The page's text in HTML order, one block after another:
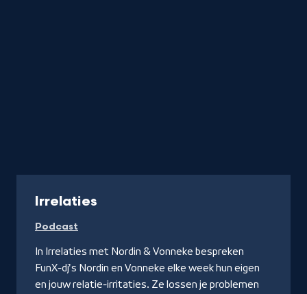
Irrelaties
Podcast
In Irrelaties met Nordin & Vonneke bespreken
FunX-dj's Nordin en Vonneke elke week hun eigen
en jouw relatie-irritaties. Ze lossen je problemen